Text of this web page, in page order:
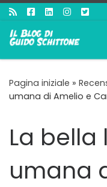
Passa al contenuto
Pagina iniziale »
umana di Amelio e
La bella
umana